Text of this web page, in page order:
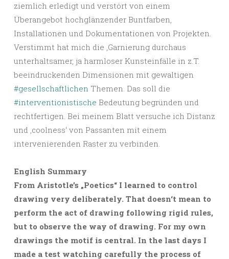
ziemlich erledigt und verstört von einem
Überangebot hochglänzender Buntfarben,
Installationen und Dokumentationen von Projekten.
Verstimmt hat mich die ‚Garnierung durchaus
unterhaltsamer, ja harmloser Kunsteinfälle in z.T.
beeindruckenden Dimensionen mit gewaltigen
#gesellschaftlichen Themen. Das soll die
#interventionistische Bedeutung begründen und
rechtfertigen. Bei meinem Blatt versuche ich Distanz
und ‚coolness‘ von Passanten mit einem
intervenierenden Raster zu verbinden.
English Summary
From Aristotle’s „Poetics“ I learned to control
drawing very deliberately. That doesn‘t mean to
perform the act of drawing following rigid rules,
but to observe the way of drawing. For my own
drawings the motif is central. In the last days I
made a test watching carefully the process of